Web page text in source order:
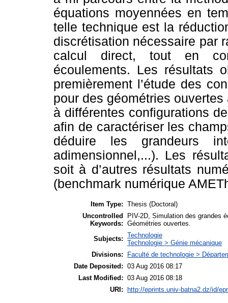
équations moyennées en
telle technique est la
discrétisation nécessaire par
calcul direct, tout en
écoulements. Les résultats
premièrement l’étude des
pour des géométries
à différentes configurations
afin de caractériser les
déduire les grandeurs
adimensionnel,...). Les
soit à d’autres résultats
(benchmark numérique
Item Type: Thesis (Doctoral)
Uncontrolled
Keywords:
PIV-2D, Simulation des grandes
Géométries ouvertes.
Subjects: Technologie
Technologie > Génie mécanique
Divisions:
Faculté de technologie >
Date Deposited: 03 Aug 2016 08:17
Last Modified: 03 Aug 2016 08:18
URI:
http://eprints.univ-batna2.dz/id/